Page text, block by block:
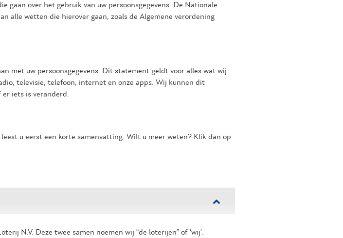
gaan over het gebruik van uw persoonsgegevens. De Nationale
alle wetten die hierover gaan, zoals de Algemene verordening
met uw persoonsgegevens. Dit statement geldt voor alles wat wij
televisie, telefoon, internet en onze apps. Wij kunnen dit
iets is veranderd.
u eerst een korte samenvatting. Wilt u meer weten? Klik dan op
N.V. Deze twee samen noemen wij “de loterijen” of ‘wij’.